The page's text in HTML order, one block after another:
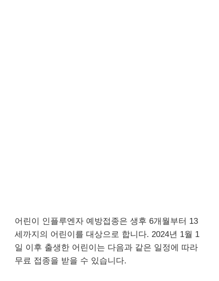
어린이 인플루엔자 예방접종은 생후 6개월부터 13
세까지의 어린이를 대상으로 합니다. 2024년 1월 1
일 이후 출생한 어린이는 다음과 같은 일정에 따라
무료 접종을 받을 수 있습니다.